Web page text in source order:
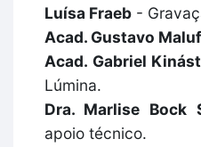
Luísa Fraeb-
Acad. Gustavo
Acad. Gabriel Kinást
Lúmina.
Dra. Marlise Bock
apoio técnico.